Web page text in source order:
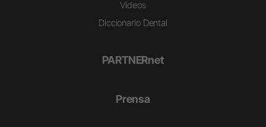
Vídeos
Diccionario Dental
PARTNERnet
Prensa